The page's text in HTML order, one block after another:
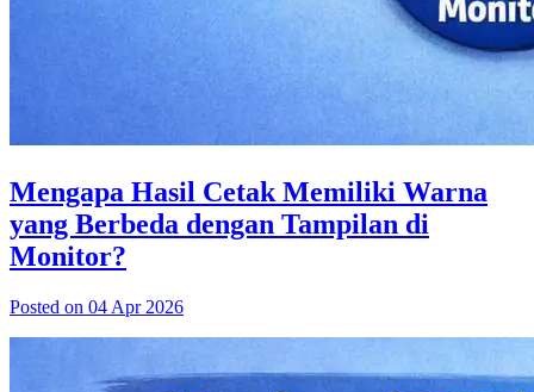
Mengapa Hasil Cetak Memiliki Warna
yang Berbeda dengan Tampilan di
Monitor?
Posted on 04 Apr 2026